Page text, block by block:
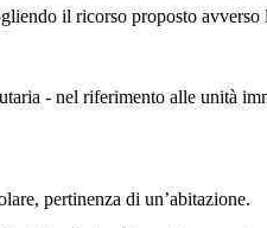
il ricorso proposto
- nel riferimento alle unità
pertinenza di un’abitazione.